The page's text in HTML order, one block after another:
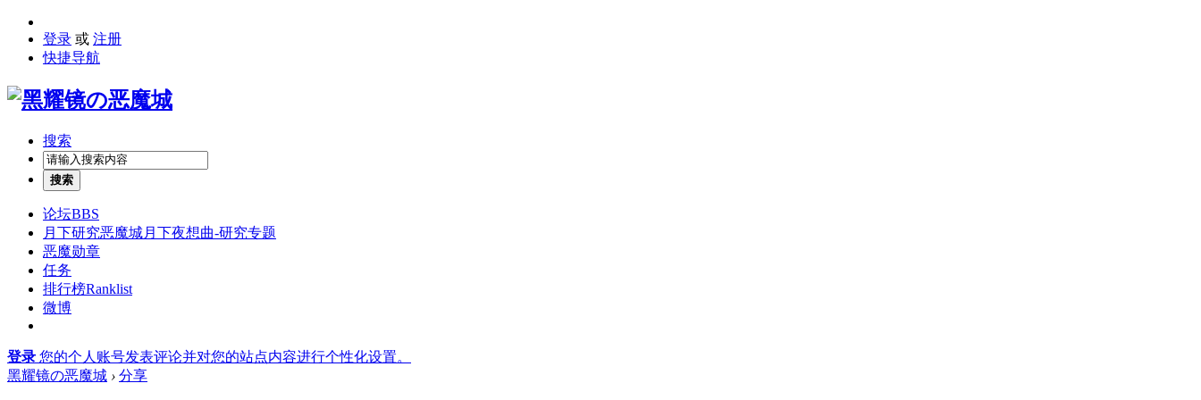
登录 或 注册
快捷导航
搜索
搜索
论坛BBS
月下研究恶魔城月下夜想曲-研究专题
恶魔勋章
任务
排行榜Ranklist
微博
登录 您的个人账号发表评论并对您的站点内容进行个性化设置。
黑耀镜の恶魔城 › 分享